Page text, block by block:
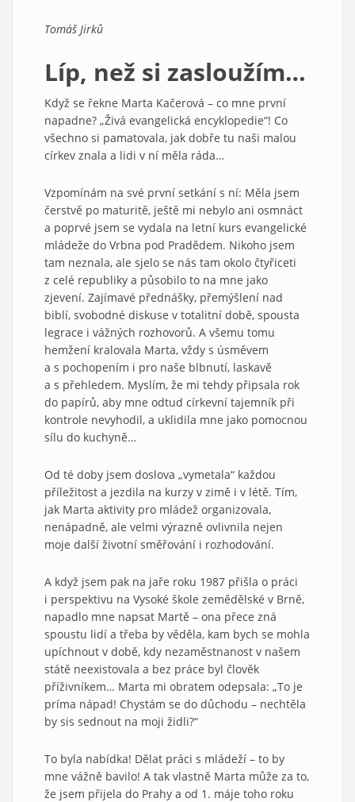
Tomáš Jirků
Líp, než si zasloužím…
Když se řekne Marta Kačerová – co mne první
napadne? „Živá evangelická encyklopedie“! Co
všechno si pamatovala, jak dobře tu naši malou
církev znala a lidi v ní měla ráda…
Vzpomínám na své první setkání s ní: Měla jsem
čerstvě po maturitě, ještě mi nebylo ani osmnáct
a poprvé jsem se vydala na letní kurs evangelické
mládeže do Vrbna pod Pradědem. Nikoho jsem
tam neznala, ale sjelo se nás tam okolo čtyřiceti
z celé republiky a působilo to na mne jako
zjevení. Zajímavé přednášky, přemýšlení nad
biblí, svobodné diskuse v totalitní době, spousta
legrace i vážných rozhovorů. A všemu tomu
hemžení kralovala Marta, vždy s úsměvem
a s pochopením i pro naše blbnutí, laskavě
a s přehledem. Myslím, že mi tehdy připsala rok
do papírů, aby mne odtud církevní tajemník při
kontrole nevyhodil, a uklidila mne jako pomocnou
sílu do kuchyně…
Od té doby jsem doslova „vymetala“ každou
příležitost a jezdila na kurzy v zimě i v létě. Tím,
jak Marta aktivity pro mládež organizovala,
nenápadně, ale velmi výrazně ovlivnila nejen
moje další životní směřování i rozhodování.
A když jsem pak na jaře roku 1987 přišla o práci
i perspektivu na Vysoké škole zemědělské v Brně,
napadlo mne napsat Martě – ona přece zná
spoustu lidí a třeba by věděla, kam bych se mohla
upíchnout v době, kdy nezaměstnanost v našem
státě neexistovala a bez práce byl člověk
příživníkem… Marta mi obratem odepsala: „To je
príma nápad! Chystám se do důchodu – nechtěla
by sis sednout na moji židli?“
To byla nabídka! Dělat práci s mládeží – to by
mne vážně bavilo! A tak vlastně Marta může za to,
že jsem přijela do Prahy a od 1. máje toho roku